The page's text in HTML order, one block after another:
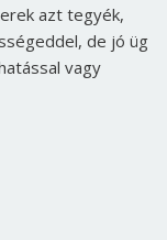
azt tegyék,
de jó üg
vagy